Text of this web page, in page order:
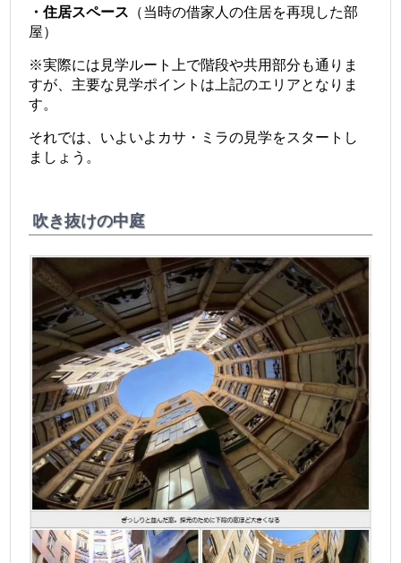
・住居スペース （当時の借家人の住居を再現した部
屋）
※実際には見学ルート上で階段や共用部分も通りま
すが、主要な見学ポイントは上記のエリアとなりま
す。
それでは、いよいよカサ・ミラの見学をスタートし
ましょう。
吹き抜けの中庭